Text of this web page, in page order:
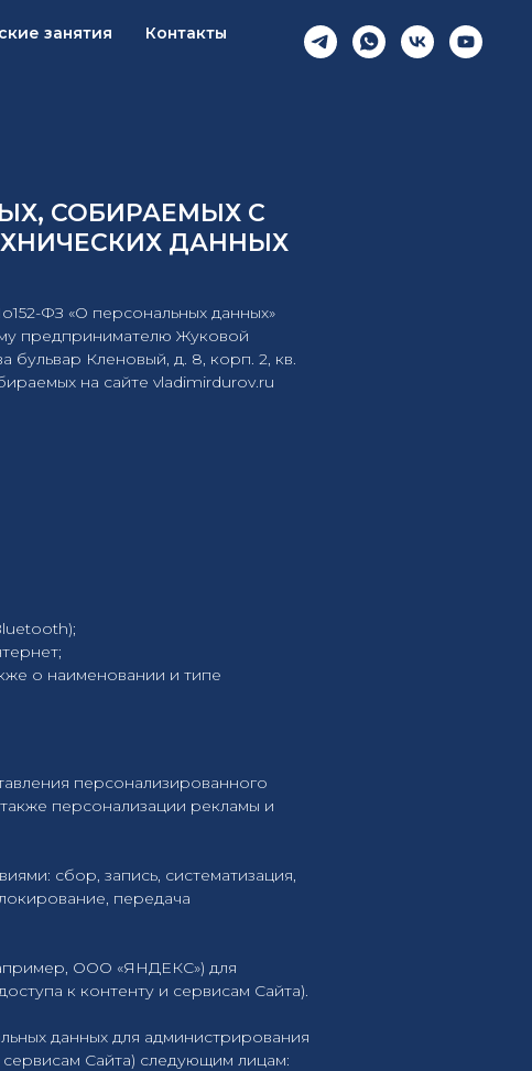
занятия Контакты
СОБИРАЕМЫХ С
ДАННЫХ
ФЗ «О персональных данных»
предпринимателю Жуковой
Кленовый, д. 8, корп. 2, кв.
на сайте vladimirdurov.ru
о наименовании и типе
персонализированного
персонализации рекламы и
сбор, запись, систематизация,
передача
ООО «ЯНДЕКС») для
к контенту и сервисам Сайта).
данных для администрирования
Сайта) следующим лицам: